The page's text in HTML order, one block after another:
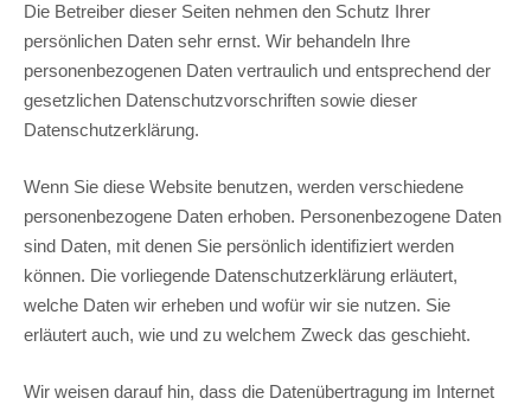
Die Betreiber dieser Seiten nehmen den Schutz Ihrer
persönlichen Daten sehr ernst. Wir behandeln Ihre
personenbezogenen Daten vertraulich und entsprechend der
gesetzlichen Datenschutzvorschriften sowie dieser
Datenschutzerklärung.
Wenn Sie diese Website benutzen, werden verschiedene
personenbezogene Daten erhoben. Personenbezogene Daten
sind Daten, mit denen Sie persönlich identifiziert werden
können. Die vorliegende Datenschutzerklärung erläutert,
welche Daten wir erheben und wofür wir sie nutzen. Sie
erläutert auch, wie und zu welchem Zweck das geschieht.
Wir weisen darauf hin, dass die Datenübertragung im Internet